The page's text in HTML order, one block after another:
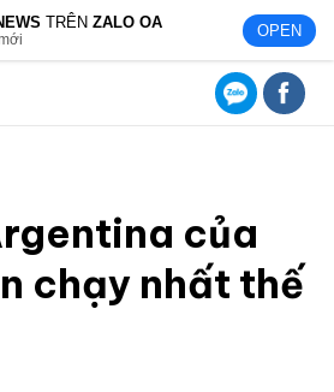
TRÊNZALO OA OPEN
của
chạy nhất thế